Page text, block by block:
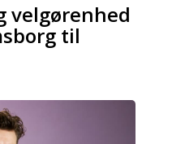
velgørenhed
til